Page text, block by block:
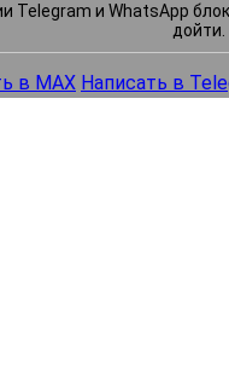
Telegram и WhatsApp
дойти.
в MAX Написать в